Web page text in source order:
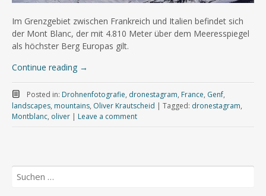
Im Grenzgebiet zwischen Frankreich und Italien befindet sich
der Mont Blanc, der mit 4.810 Meter über dem Meeresspiegel
als höchster Berg Europas gilt.
Continue reading →
Posted in: Drohnenfotografie, dronestagram, France, Genf,
landscapes, mountains, Oliver Krautscheid | Tagged: dronestagram,
Montblanc, oliver | Leave a comment
Suchen
nach: